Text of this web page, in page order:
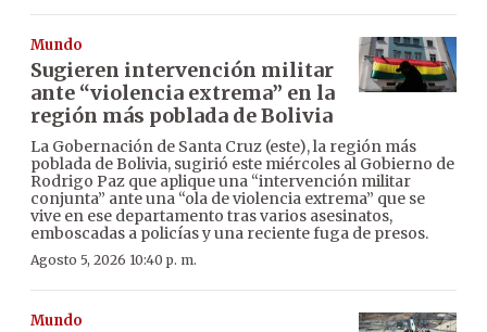
Mundo
Sugieren intervención militar
ante “violencia extrema” en la
región más poblada de Bolivia
La Gobernación de Santa Cruz (este), la región más
poblada de Bolivia, sugirió este miércoles al Gobierno de
Rodrigo Paz que aplique una “intervención militar
conjunta” ante una “ola de violencia extrema” que se
vive en ese departamento tras varios asesinatos,
emboscadas a policías y una reciente fuga de presos.
Agosto 5, 2026 10:40 p. m.
Mundo